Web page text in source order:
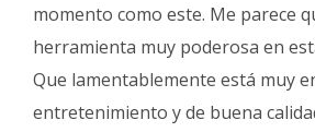
momento como este. Me parece
herramienta muy poderosa en
Que lamentablemente está muy
entretenimiento y de buena